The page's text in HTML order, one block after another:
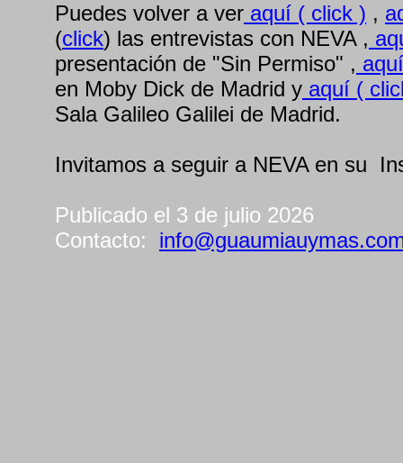
Puedes volver a ver aquí ( click ) ,
(click) las entrevistas con NEVA ,
presentación de "Sin Permiso" ,
en Moby Dick de Madrid y aquí (
Sala Galileo Galilei de Madrid.
Invitamos a seguir a NEVA en su
Publicado el 3 de julio 2026
Contacto: